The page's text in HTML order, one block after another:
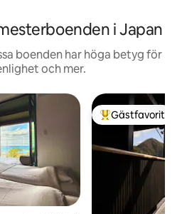
i Japan
boenden har höga betyg för
och mer.
Populär
Gästfavorit